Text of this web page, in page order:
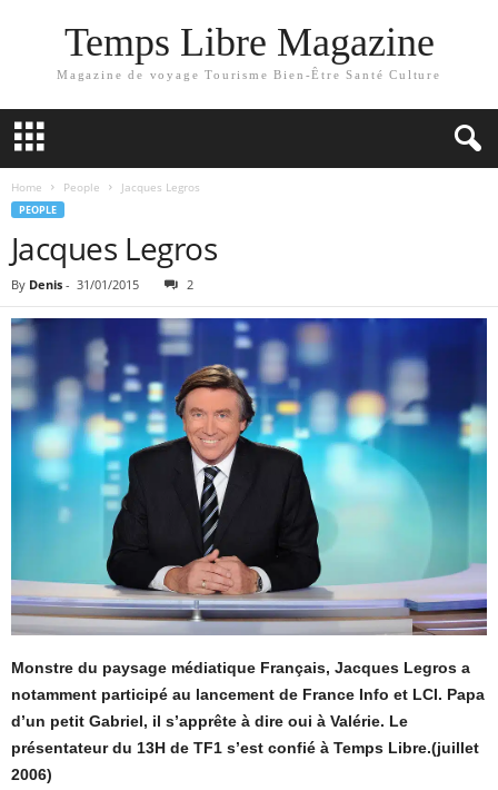
Temps Libre Magazine
Magazine de voyage Tourisme Bien-Être Santé Culture
Home People Jacques Legros
PEOPLE
Jacques Legros
By Denis - 31/01/2015 2
Monstre du paysage médiatique Français, Jacques Legros a
notamment participé au lancement de France Info et LCI. Papa
d’un petit Gabriel, il s’apprête à dire oui à Valérie. Le
présentateur du 13H de TF1 s’est confié à Temps Libre.(juillet
2006)